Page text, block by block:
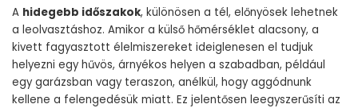
A hidegebb időszakok, különösen a tél, előnyösek lehetnek
a leolvasztáshoz. Amikor a külső hőmérséklet alacsony, a
kivett fagyasztott élelmiszereket ideiglenesen el tudjuk
helyezni egy hűvös, árnyékos helyen a szabadban, például
egy garázsban vagy teraszon, anélkül, hogy aggódnunk
kellene a felengedésük miatt. Ez jelentősen leegyszerűsíti az